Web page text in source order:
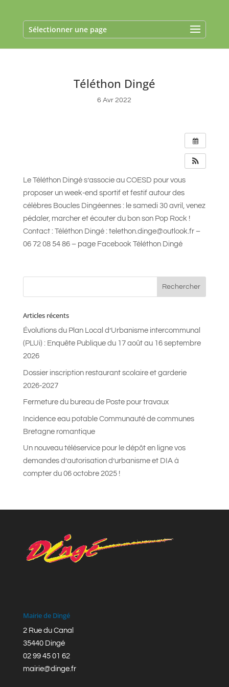
Sélectionner une page
Téléthon Dingé
6 Avr 2022
Le Téléthon Dingé s’associe au COESD pour vous
proposer un week-end sportif et festif autour des
célèbres Boucles Dingéennes : le samedi 30 avril, venez
pédaler, marcher et écouter du bon son Pop Rock !
Contact : Téléthon Dingé : telethon.dinge@outlook.fr –
06 72 08 54 86 – page Facebook Téléthon Dingé
Articles récents
Évolutions du Plan Local d’Urbanisme intercommunal
(PLUi) : Enquête Publique du 17 août au 16 septembre
2026
Dossier inscription restaurant scolaire et garderie
2026-2027
Fermeture du bureau de Poste pour travaux
Incidence eau potable Communauté de communes
Bretagne romantique
Un nouveau téléservice pour le dépôt en ligne vos
demandes d’autorisation d’urbanisme et DIA à
compter du 06 octobre 2025 !
Mairie de Dingé
2 Rue du Canal
35440 Dingé
02 99 45 01 62
mairie@dinge.fr